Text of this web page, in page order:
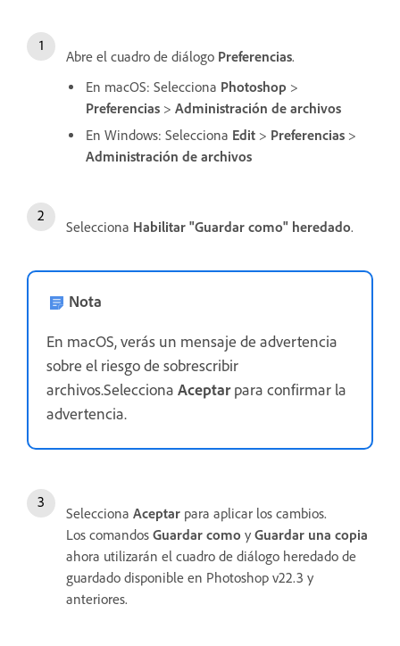
Abre el cuadro de diálogo Preferencias.
En macOS: Selecciona Photoshop >
Preferencias > Administración de archivos
En Windows: Selecciona Edit > Preferencias >
Administración de archivos
Selecciona Habilitar "Guardar como" heredado.
Nota
En macOS, verás un mensaje de advertencia
sobre el riesgo de sobrescribir
archivos.Selecciona Aceptarpara confirmar la
advertencia.
Selecciona Aceptar para aplicar los cambios.
Los comandos Guardar como y Guardar una copia
ahora utilizarán el cuadro de diálogo heredado de
guardado disponible en Photoshop v22.3 y
anteriores.